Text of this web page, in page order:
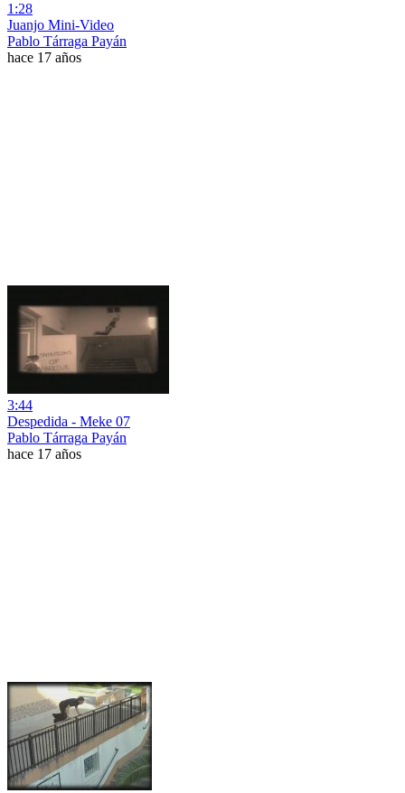
1:28
Juanjo Mini-Video
Pablo Tárraga Payán
hace 17 años
3:44
Despedida - Meke 07
Pablo Tárraga Payán
hace 17 años